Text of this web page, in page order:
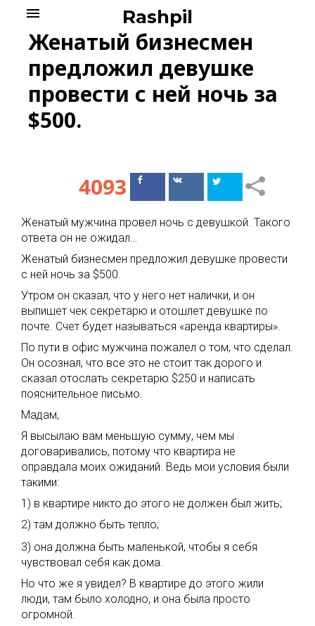
content
Rashpil
menu
Женатый бизнесмен
предложил девушке
провести с ней ночь за
$500.
4093
ПоделитьсяПоделиться
Женатый мужчина провел ночь с девушкой. Такого
ответа он не ожидал…
Женатый бизнесмен предложил девушке провести
с ней ночь за $500.
Утром он сказал, что у него нет налички, и он
выпишет чек секретарю и отошлет девушке по
почте. Счет будет называться «аренда квартиры».
По пути в офис мужчина пожалел о том, что сделал.
Он осознал, что все это не стоит так дорого и
сказал отослать секретарю $250 и написать
пояснительное письмо.
Мадам,
Я высылаю вам меньшую сумму, чем мы
договаривались, потому что квартира не
оправдала моих ожиданий. Ведь мои условия были
такими:
1) в квартире никто до этого не должен был жить;
2) там должно быть тепло;
3) она должна быть маленькой, чтобы я себя
чувствовал себя как дома.
Но что же я увидел? В квартире до этого жили
люди, там было холодно, и она была просто
огромной.